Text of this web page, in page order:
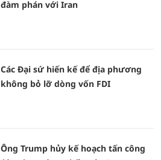
đàm phán với Iran
Các Đại sứ hiến kế để địa phương
không bỏ lỡ dòng vốn FDI
Ông Trump hủy kế hoạch tấn công